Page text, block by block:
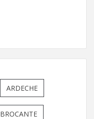
ARDECHE
BROCANTE